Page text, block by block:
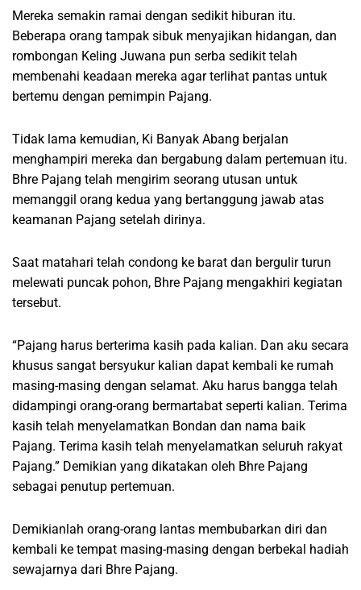
Mereka semakin ramai dengan sedikit hiburan itu.
Beberapa orang tampak sibuk menyajikan hidangan, dan
rombongan Keling Juwana pun serba sedikit telah
membenahi keadaan mereka agar terlihat pantas untuk
bertemu dengan pemimpin Pajang.
Tidak lama kemudian, Ki Banyak Abang berjalan
menghampiri mereka dan bergabung dalam pertemuan itu.
Bhre Pajang telah mengirim seorang utusan untuk
memanggil orang kedua yang bertanggung jawab atas
keamanan Pajang setelah dirinya.
Saat matahari telah condong ke barat dan bergulir turun
melewati puncak pohon, Bhre Pajang mengakhiri kegiatan
tersebut.
“Pajang harus berterima kasih pada kalian. Dan aku secara
khusus sangat bersyukur kalian dapat kembali ke rumah
masing-masing dengan selamat. Aku harus bangga telah
didampingi orang-orang bermartabat seperti kalian. Terima
kasih telah menyelamatkan Bondan dan nama baik
Pajang. Terima kasih telah menyelamatkan seluruh rakyat
Pajang.” Demikian yang dikatakan oleh Bhre Pajang
sebagai penutup pertemuan.
Demikianlah orang-orang lantas membubarkan diri dan
kembali ke tempat masing-masing dengan berbekal hadiah
sewajarnya dari Bhre Pajang.